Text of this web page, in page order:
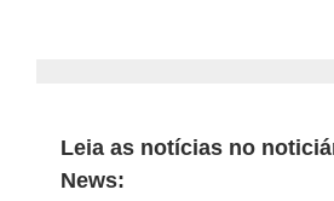
Leia as notícias no
News: